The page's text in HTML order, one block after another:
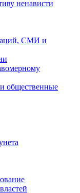
ненависти
СМИ и
общественные